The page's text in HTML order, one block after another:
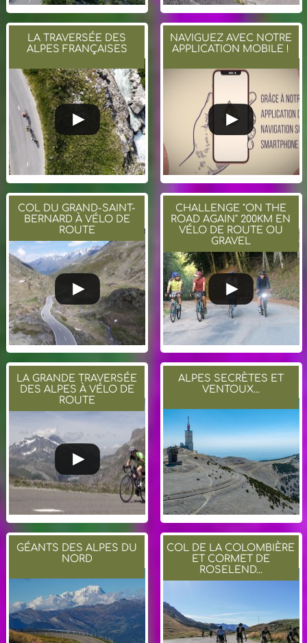
LA TRAVERSÉE DES
ALPES FRANÇAISES
NAVIGUEZ AVEC NOTRE
APPLICATION MOBILE !
COL DU GRAND-SAINT-
BERNARD À VÉLO DE
ROUTE
CHALLENGE "ON THE
ROAD AGAIN" 200KM EN
VÉLO DE ROUTE OU
GRAVEL
LA GRANDE TRAVERSÉE
DES ALPES À VÉLO DE
ROUTE
ALPES SECRÈTES ET
VENTOUX...
GÉANTS DES ALPES DU
NORD
COL DE LA COLOMBIÈRE
ET CORMET DE
ROSELEND...